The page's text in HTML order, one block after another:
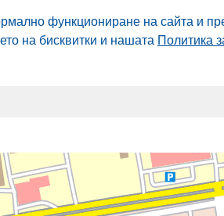
функциониране на сайта и
на бисквитки и нашата Политика